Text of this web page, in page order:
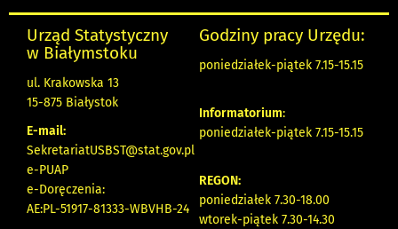
Urząd Statystyczny
w Białymstoku
ul. Krakowska 13
15-875 Białystok
E-mail:
SekretariatUSBST@stat.gov.pl
e-PUAP
e-Doręczenia:
AE:PL-51917-81333-WBVHB-24
Godziny pracy Urzędu:
poniedziałek-piątek 7.15-15.15
Informatorium:
poniedziałek-piątek 7.15-15.15
REGON:
poniedziałek 7.30-18.00
wtorek-piątek 7.30-14.30